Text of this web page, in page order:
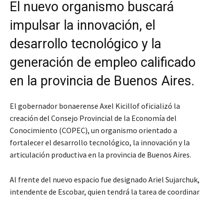
El nuevo organismo buscará
impulsar la innovación, el
desarrollo tecnológico y la
generación de empleo calificado
en la provincia de Buenos Aires.
El gobernador bonaerense Axel Kicillof oficializó la
creación del Consejo Provincial de la Economía del
Conocimiento (COPEC), un organismo orientado a
fortalecer el desarrollo tecnológico, la innovación y la
articulación productiva en la provincia de Buenos Aires.
Al frente del nuevo espacio fue designado Ariel Sujarchuk,
intendente de Escobar, quien tendrá la tarea de coordinar